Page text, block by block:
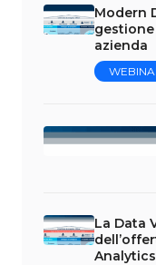
Modern
azienda
La Data
Analytics